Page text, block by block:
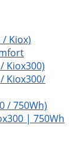
/ Kiox)
Kiox300)
Kiox300/
/ 750Wh)
| 750Wh